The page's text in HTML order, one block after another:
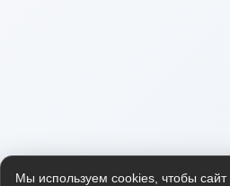
Мы используем cookies, чтобы